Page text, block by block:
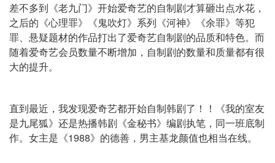
差不多到《老九门》开始爱奇艺的自制剧才算砸出点水花，
之后的《心理罪》《鬼吹灯》系列《河神》《余罪》等犯
罪、悬疑题材的作品打出了爱奇艺自制剧的品质和特色。而
随着爱奇艺会员数量不断增加，自制剧的数量和质量都有很
大的提升。
直到最近，我发现爱奇艺都开始自制韩剧了！！《我的室友
是九尾狐》还是热播韩剧《金秘书》编剧执笔，同一班底制
作。女主是《1988》的德善，男主基龙颜值也相当在线。